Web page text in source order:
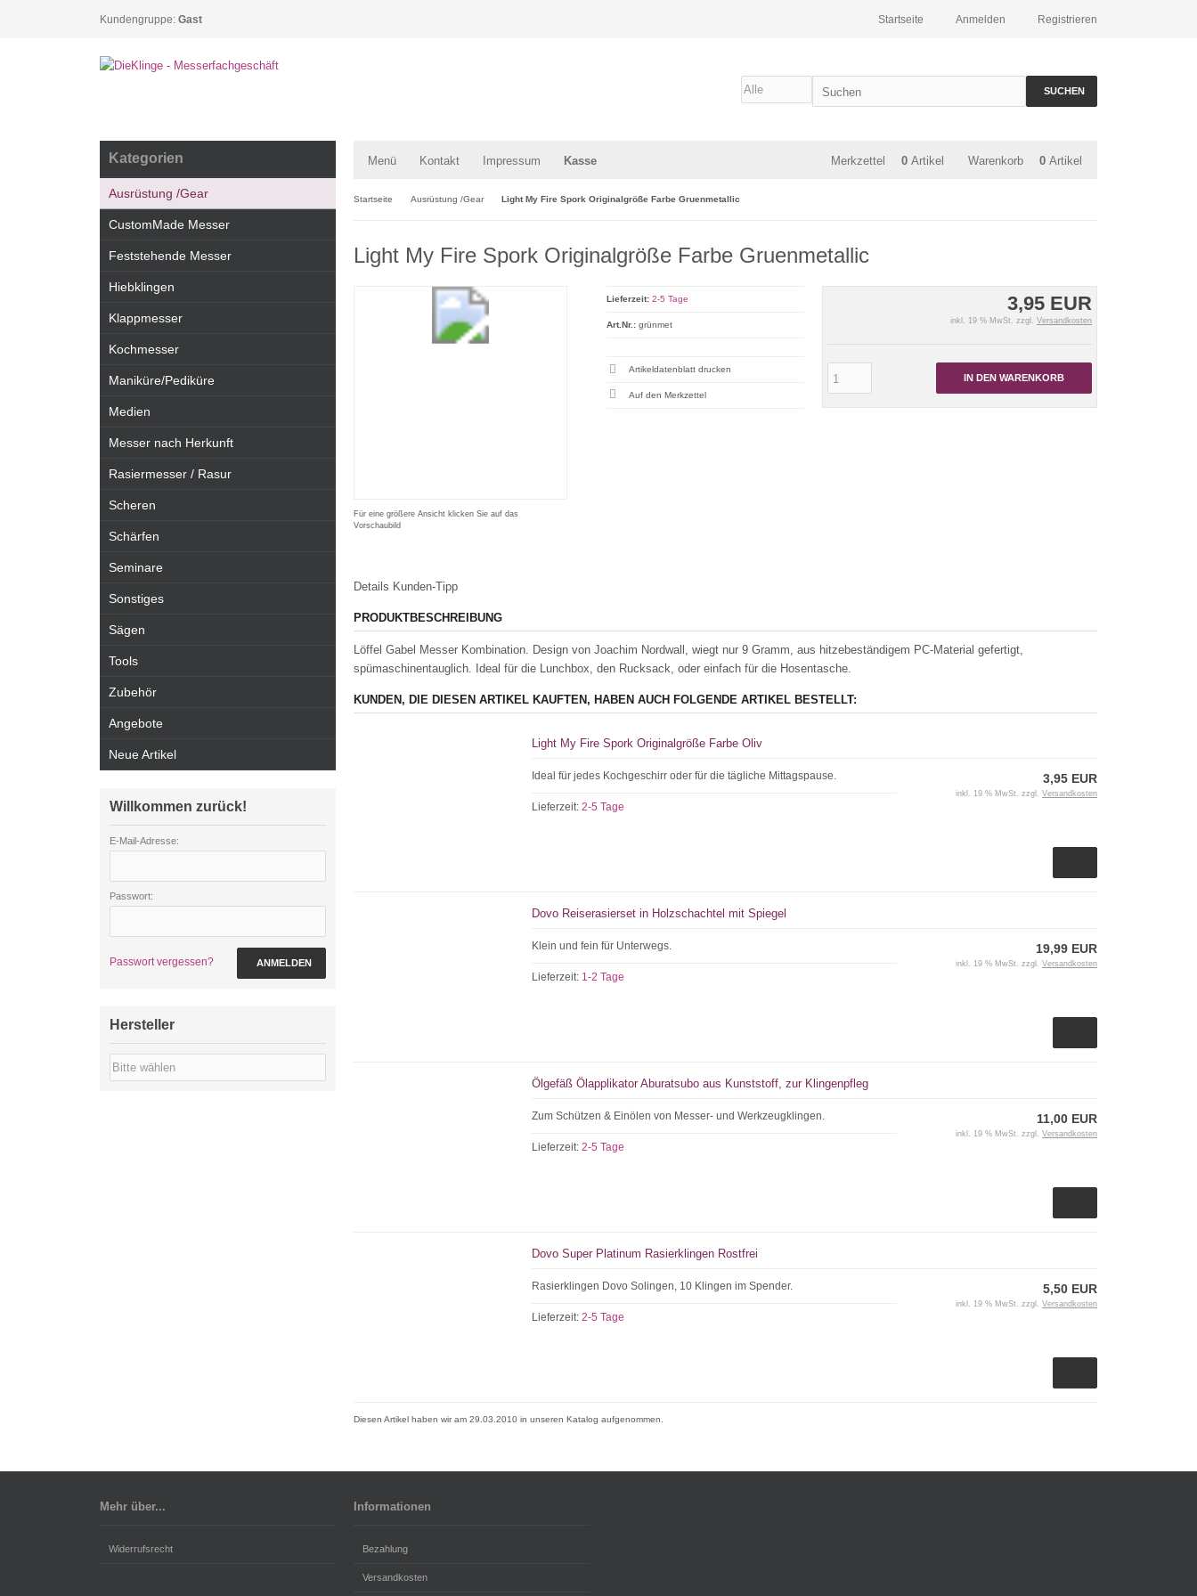
Kundengruppe: Gast Registrieren
Anmelden
Startseite
SUCHEN
Menü Kontakt Impressum Kasse Warenkorb 0 Artikel
Merkzettel 0 Artikel
Startseite Ausrüstung /Gear Light My Fire Spork Originalgröße Farbe Gruenmetallic
Light My Fire Spork Originalgröße Farbe Gruenmetallic
Für eine größere Ansicht klicken Sie auf das
Vorschaubild
3,95 EUR
inkl. 19 % MwSt. zzgl. Versandkosten
IN DEN WARENKORB
Lieferzeit: 2-5 Tage
Art.Nr.: grünmet
Artikeldatenblatt drucken
Details Kunden-Tipp
PRODUKTBESCHREIBUNG
Löffel Gabel Messer Kombination. Design von Joachim Nordwall, wiegt nur 9 Gramm, aus hitzebeständigem PC-Material gefertigt,
spümaschinentauglich. Ideal für die Lunchbox, den Rucksack, oder einfach für die Hosentasche.
KUNDEN, DIE DIESEN ARTIKEL KAUFTEN, HABEN AUCH FOLGENDE ARTIKEL BESTELLT:
Light My Fire Spork Originalgröße Farbe Oliv
Ideal für jedes Kochgeschirr oder für die tägliche Mittagspause.
Lieferzeit:2-5 Tage
3,95 EUR
inkl. 19 % MwSt. zzgl. Versandkosten
Dovo Reiserasierset in Holzschachtel mit Spiegel
Klein und fein für Unterwegs.
Lieferzeit: 1-2 Tage
19,99 EUR
inkl. 19 % MwSt. zzgl. Versandkosten
Ölgefäß Ölapplikator Aburatsubo aus Kunststoff, zur Klingenpfleg
Zum Schützen & Einölen von Messer- und Werkzeugklingen.
Lieferzeit:2-5 Tage
11,00 EUR
inkl. 19 % MwSt. zzgl. Versandkosten
Dovo Super Platinum Rasierklingen Rostfrei
Rasierklingen Dovo Solingen, 10 Klingen im Spender.
Lieferzeit:2-5 Tage
5,50 EUR
inkl. 19 % MwSt. zzgl. Versandkosten
Diesen Artikel haben wir am 29.03.2010 in unseren Katalog aufgenommen.
Kategorien
Ausrüstung /Gear
CustomMade Messer
Feststehende Messer
Hiebklingen
Klappmesser
Kochmesser
Maniküre/Pediküre
Medien
Messer nach Herkunft
Rasiermesser / Rasur
Scheren
Schärfen
Seminare
Sonstiges
Sägen
Tools
Zubehör
Angebote
Neue Artikel
Willkommen zurück!
E-Mail-Adresse:
Passwort:
Passwort vergessen? ANMELDEN
Hersteller
Mehr über...
Widerrufsrecht
Informationen
Bezahlung
Versandkosten